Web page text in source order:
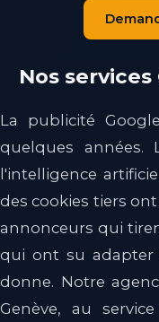
Nos
La publicité
quelques années.
l'intelligence
des cookies tiers
annonceurs qui
qui ont su adapter
donne. Notre
Genève, au